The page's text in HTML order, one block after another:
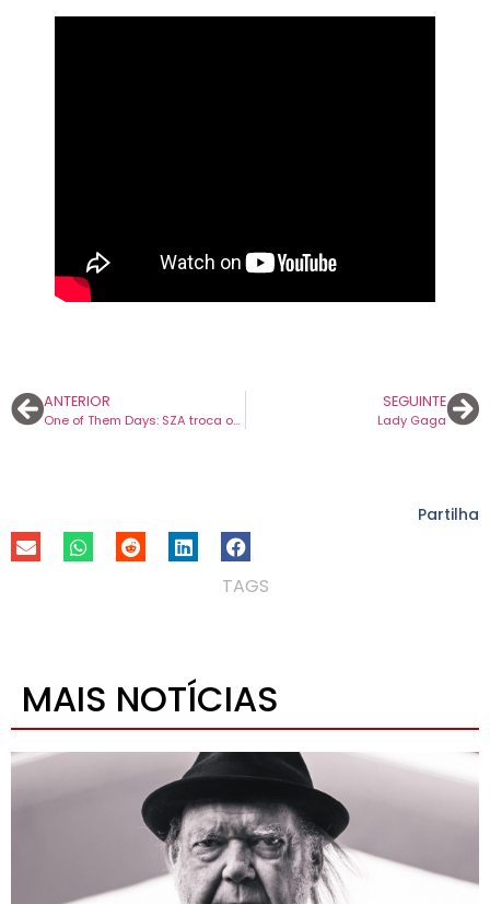
ANTERIOR
One of Them Days: SZA troca os palcos pelo grande ecrã
SEGUINTE
Lady Gaga
Partilha
TAGS
MAIS NOTÍCIAS